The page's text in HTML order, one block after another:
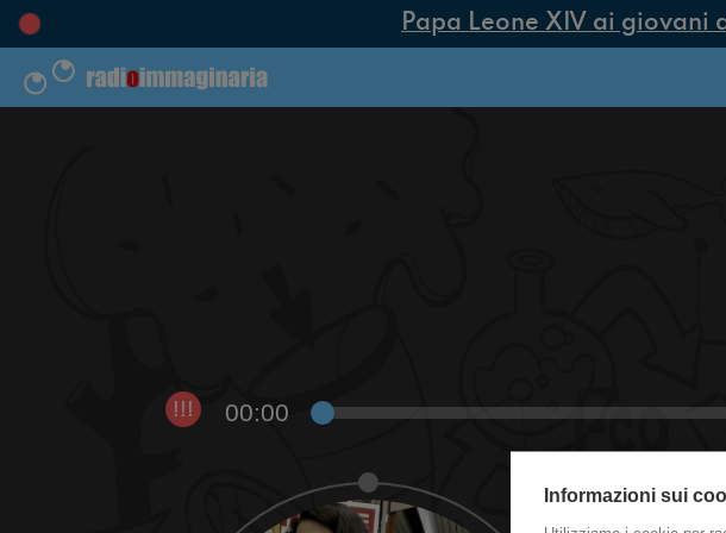
Papa Leone XIV ai giovani
!!! 00:00
Informazioni sui